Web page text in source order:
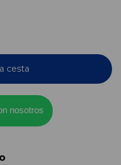
cesta
nosotros